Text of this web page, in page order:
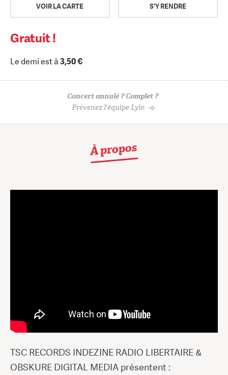
VOIR LA CARTE S'Y RENDRE
Gratuit !
Le demi est à3,50 €
Concert annulé ? Complet ?
Prévenez l'équipe Lylo
À propos
TSC RECORDS INDEZINE RADIO LIBERTAIRE &
OBSKURE DIGITAL MEDIA présentent :